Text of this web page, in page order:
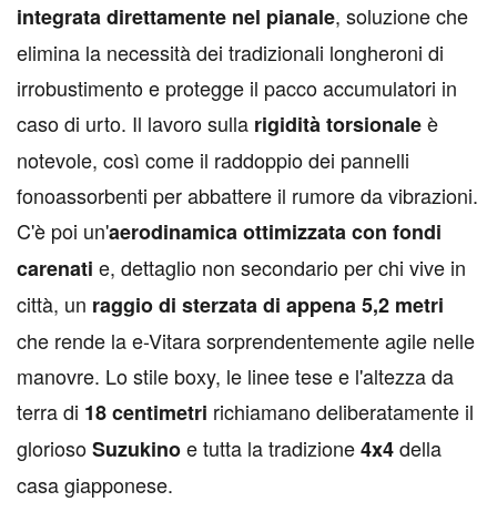
integrata direttamente nel pianale, soluzione che
elimina la necessità dei tradizionali longheroni di
irrobustimento e protegge il pacco accumulatori in
caso di urto. Il lavoro sulla rigidità torsionaleè
notevole, così come il raddoppio dei pannelli
fonoassorbenti per abbattere il rumore da vibrazioni.
C'è poi un'aerodinamica ottimizzata con fondi
carenati e, dettaglio non secondario per chi vive in
città, un raggio di sterzata di appena 5,2 metri
che rende la e-Vitara sorprendentemente agile nelle
manovre. Lo stile boxy, le linee tese e l'altezza da
terra di 18 centimetri richiamano deliberatamente il
gloriosoSuzukinoe tutta la tradizione4x4della
casa giapponese.